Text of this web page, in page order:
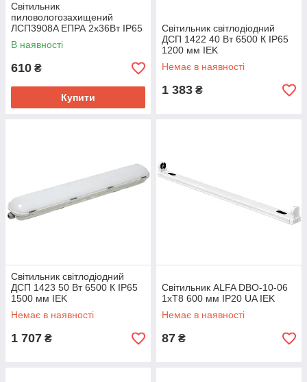
Світильник
пиловологозахищений
ЛСП3908A ЕПРА 2х36Вт IP65
IEK
В наявності
610 ₴
Купити
Світильник світлодіодний
ДСП 1422 40 Вт 6500 К IP65
1200 мм IEK
Немає в наявності
1 383 ₴
Світильник світлодіодний
ДСП 1423 50 Вт 6500 К IP65
1500 мм IEK
Немає в наявності
1 707 ₴
Світильник ALFA DBO-10-06
1хТ8 600 мм IP20 UA IEK
Немає в наявності
87 ₴